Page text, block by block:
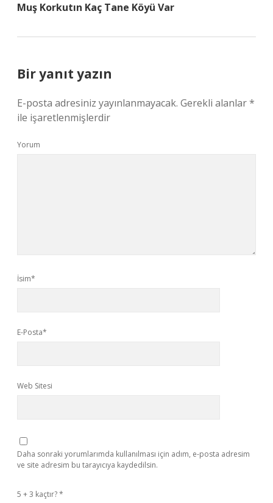
Muş Korkutın Kaç Tane Köyü Var
Bir yanıt yazın
E-posta adresiniz yayınlanmayacak. Gerekli alanlar*
ile işaretlenmişlerdir
Yorum
İsim*
E-Posta*
Web Sitesi
Daha sonraki yorumlarımda kullanılması için adım, e-posta adresim
ve site adresim bu tarayıcıya kaydedilsin.
5 + 3 kaçtır?*